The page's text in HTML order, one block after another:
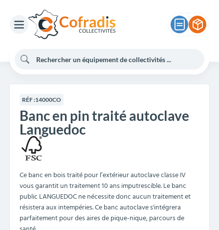
RÉF :14000CO
Banc en pin traité autoclave
Languedoc
Ce banc en bois traité pour l’extérieur autoclave classe IV
vous garantit un traitement 10 ans imputrescible. Le banc
public LANGUEDOC ne nécessite donc aucun traitement et
résistera aux intempéries. Ce banc autoclave s'intégrera
parfaitement pour des aires de pique-nique, parcours de